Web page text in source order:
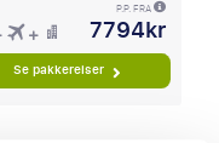
P.P. FRA
7794kr
Se pakkereiser